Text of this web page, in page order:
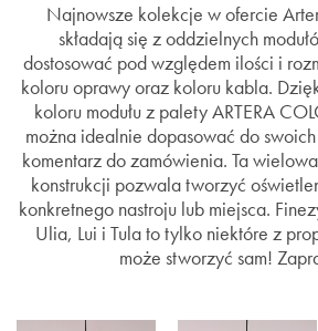
Najnowsze kolekcje w ofercie
składają się z oddzielnych
dostosować pod względem ilości i
koloru oprawy oraz koloru kabla.
koloru modułu z palety ARTERA
można idealnie dopasować do
komentarz do zamówienia. Ta
konstrukcji pozwala tworzyć
konkretnego nastroju lub miejsca.
Ulia, Lui i Tula to tylko niektóre z
może stworzyć sam!